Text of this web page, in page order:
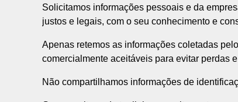
Solicitamos informações pessoais e da
justos e legais, com o seu conhecimento e
Apenas retemos as informações coletadas
comercialmente aceitáveis para evitar perdas
Não compartilhamos informações de